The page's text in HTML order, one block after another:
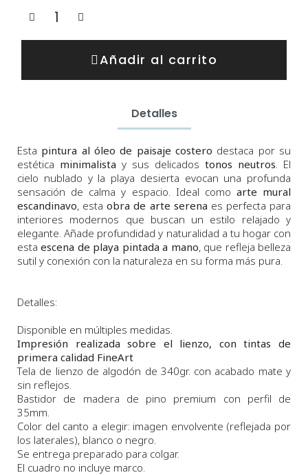
Añadir al carrito
Detalles
Esta pintura al óleo de paisaje costero destaca por su
estética minimalista y sus delicados tonos neutros . El
cielo nublado y la playa desierta evocan una profunda
sensación de calma y espacio. Ideal como arte mural
escandinavo, estaobra de arte serena es perfecta para
interiores modernos que buscan un estilo relajado y
elegante. Añade profundidad y naturalidad a tu hogar con
estaescena de playa pintada a mano, que refleja belleza
sutil y conexión con la naturaleza en su forma más pura.
Detalles:
Disponible en múltiples medidas.
Impresión realizada sobre el lienzo, con tintas de
primera calidad FineArt
Tela de lienzo de algodón de 340gr. con acabado mate y
sin reflejos.
Bastidor de madera de pino premium con perfil de
35mm.
Color del canto a elegir: imagen envolvente (reflejada por
los laterales), blanco o negro.
Se entrega preparado para colgar.
El cuadro no incluye marco.